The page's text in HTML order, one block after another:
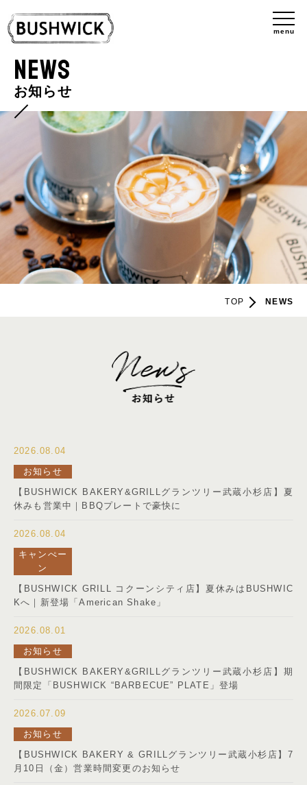
menu
NEWS
お知らせ
TOP NEWS
2026.08.04
お知らせ
【BUSHWICK BAKERY&GRILLグランツリー武蔵小杉店】夏
休みも営業中｜BBQプレートで豪快に
2026.08.04
キャンぺー
ン
【BUSHWICK GRILL コクーンシティ店】夏休みはBUSHWIC
Kへ｜新登場「American Shake」
2026.08.01
お知らせ
【BUSHWICK BAKERY&GRILLグランツリー武蔵小杉店】期
間限定「BUSHWICK “BARBECUE” PLATE」登場
2026.07.09
お知らせ
【BUSHWICK BAKERY & GRILLグランツリー武蔵小杉店】7
月10日（金）営業時間変更のお知らせ